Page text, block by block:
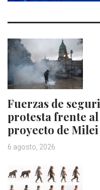
Fuerzas de
protesta frente
proyecto de Milei
6 agosto, 2026